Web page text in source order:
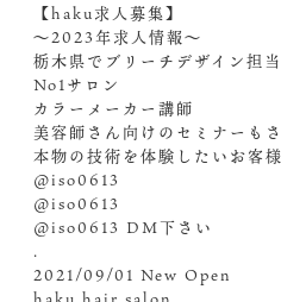
【haku求人募集】
〜2023年求人情報〜
栃木県でブリーチデザイン担
No1サロン
カラーメーカー講師
美容師さん向けのセミナーも
本物の技術を体験したいお客様
@iso0613
@iso0613
@iso0613 ︎DM️下さい
.
2021/09/01 New Open